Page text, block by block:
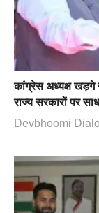
कांग्रेस अध्यक्ष खड़गे
राज्य सरकारों पर
Devbhoomi